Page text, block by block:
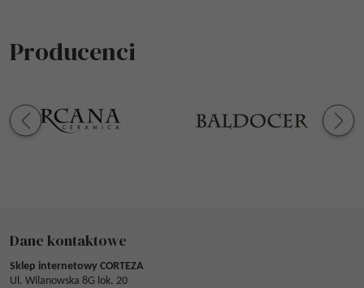
Producenci
Dane kontaktowe
Sklep internetowy CORTEZA
Ul. Wilanowska 8G lok. 20